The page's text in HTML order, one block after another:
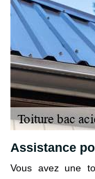
Assistance
Vous avez une